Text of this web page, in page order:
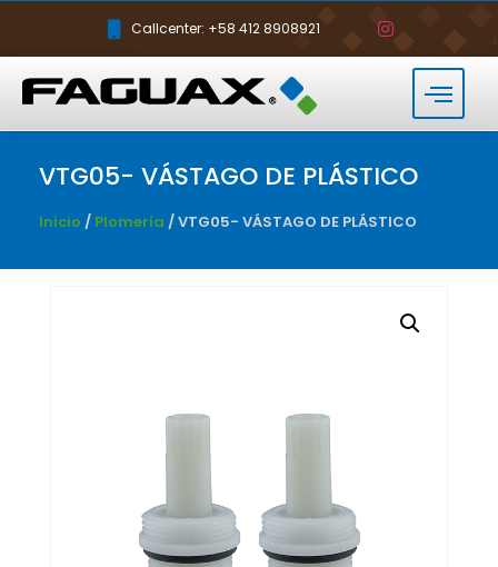
Callcenter: +58 412 8908921
VTG05- VÁSTAGO DE PLÁSTICO
Inicio / Plomería / VTG05- VÁSTAGO DE PLÁSTICO